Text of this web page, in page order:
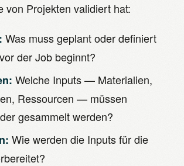
von Projekten validiert hat:
Was muss geplant oder definiert
der Job beginnt?
Welche Inputs — Materialien,
Ressourcen — müssen
gesammelt werden?
Wie werden die Inputs für die